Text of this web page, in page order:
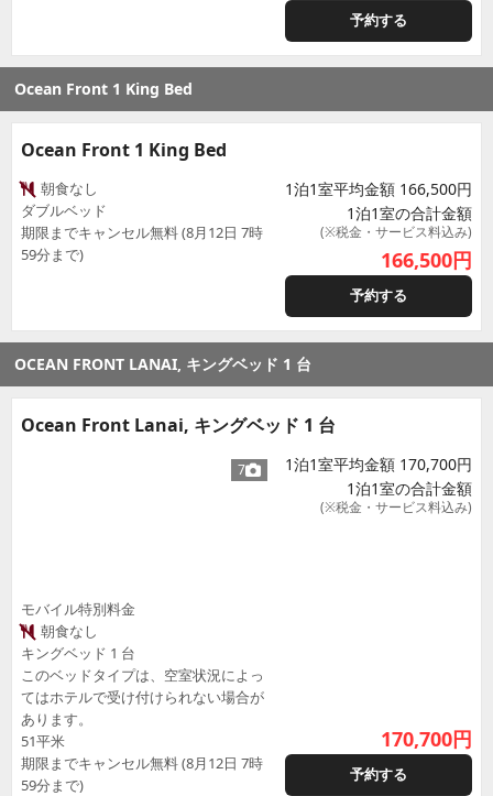
予約する
Ocean Front 1 King Bed
Ocean Front 1 King Bed
朝食なし
ダブルベッド
期限までキャンセル無料 (8月12日 7時
59分まで)
1泊1室平均金額 166,500円
1泊1室の合計金額
(※税金・サービス料込み)
166,500円
予約する
OCEAN FRONT LANAI, キングベッド 1 台
Ocean Front Lanai, キングベッド 1 台
7
モバイル特別料金
朝食なし
キングベッド 1 台
このベッドタイプは、空室状況によっ
てはホテルで受け付けられない場合が
あります。
51平米
期限までキャンセル無料 (8月12日 7時
59分まで)
1泊1室平均金額 170,700円
1泊1室の合計金額
(※税金・サービス料込み)
170,700円
予約する